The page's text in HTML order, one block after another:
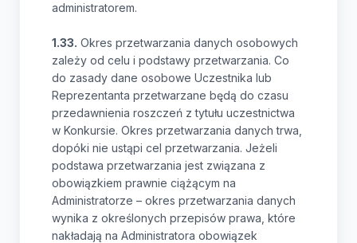
administratorem.
1.33. Okres przetwarzania danych osobowych
zależy od celu i podstawy przetwarzania. Co
do zasady dane osobowe Uczestnika lub
Reprezentanta przetwarzane będą do czasu
przedawnienia roszczeń z tytułu uczestnictwa
w Konkursie. Okres przetwarzania danych trwa,
dopóki nie ustąpi cel przetwarzania. Jeżeli
podstawa przetwarzania jest związana z
obowiązkiem prawnie ciążącym na
Administratorze – okres przetwarzania danych
wynika z określonych przepisów prawa, które
nakładają na Administratora obowiązek